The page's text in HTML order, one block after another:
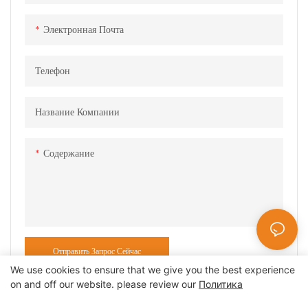
Электронная Почта
Телефон
Название Компании
Содержание
Отправить Запрос Сейчас
We use cookies to ensure that we give you the best experience
on and off our website. please review our Политика